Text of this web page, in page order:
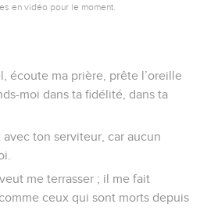
en vidéo pour le moment.
écoute ma prière, prête l’oreille
moi dans ta fidélité, dans ta
avec ton serviteur, car aucun
me terrasser ; il me fait
ceux qui sont morts depuis